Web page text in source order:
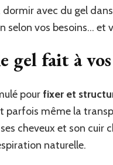
avec du gel
selon vos besoins… et
gel fait à
pourfixer et
parfois même la
cheveux et son cuir
naturelle.